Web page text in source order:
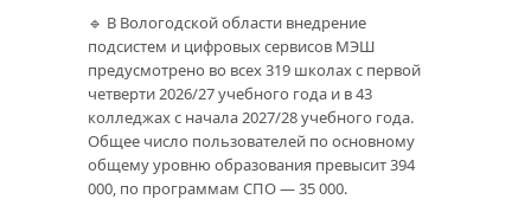
🔹 В Вологодской области внедрение
подсистем и цифровых сервисов МЭШ
предусмотрено во всех 319 школах с первой
четверти 2026/27 учебного года и в 43
колледжах с начала 2027/28 учебного года.
Общее число пользователей по основному
общему уровню образования превысит 394
000, по программам СПО — 35 000.